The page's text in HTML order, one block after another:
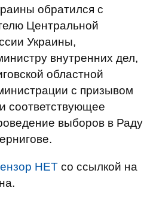
обратился с
Центральной
Украины,
внутренних дел,
областной
с призывом
соответствующее
выборов в Раду
НЕТ со ссылкой на